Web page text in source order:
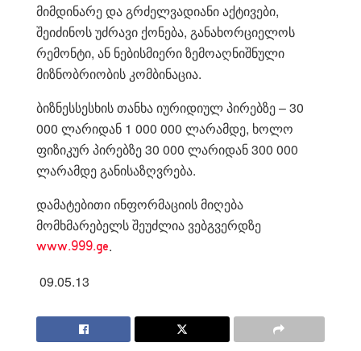
მიმდინარე და გრძელვადიანი აქტივები,
შეიძინოს უძრავი ქონება, განახორციელოს
რემონტი, ან ნებისმიერი ზემოაღნიშნული
მიზნობრიობის კომბინაცია.
ბიზნესსესხის თანხა იურიდიულ პირებზე – 30
000 ლარიდან 1 000 000 ლარამდე, ხოლო
ფიზიკურ პირებზე 30 000 ლარიდან 300 000
ლარამდე განისაზღვრება.
დამატებითი ინფორმაციის მიღება
მომხმარებელს შეუძლია ვებგვერდზე
www.999.ge.
09.05.13